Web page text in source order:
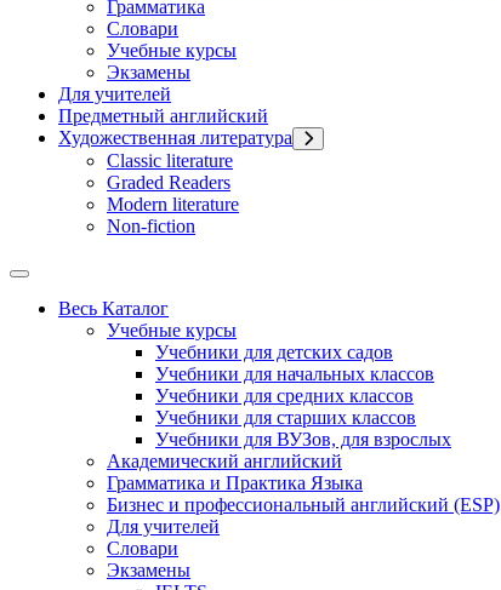
Грамматика
Словари
Учебные курсы
Экзамены
Для учителей
Предметный английский
Художественная литература
Classic literature
Graded Readers
Modern literature
Non-fiction
Весь Каталог
Учебные курсы
Учебники для детских садов
Учебники для начальных классов
Учебники для средних классов
Учебники для старших классов
Учебники для ВУЗов, для взрослых
Академический английский
Грамматика и Практика Языка
Бизнес и профессиональный английский (ESP)
Для учителей
Словари
Экзамены